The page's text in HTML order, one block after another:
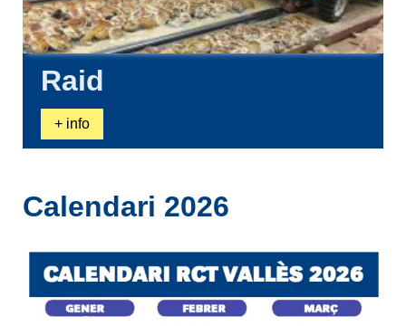
Raid
+ info
Calendari 2026